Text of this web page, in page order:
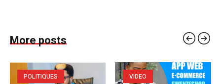
More posts
POLITIQUES VIDEO